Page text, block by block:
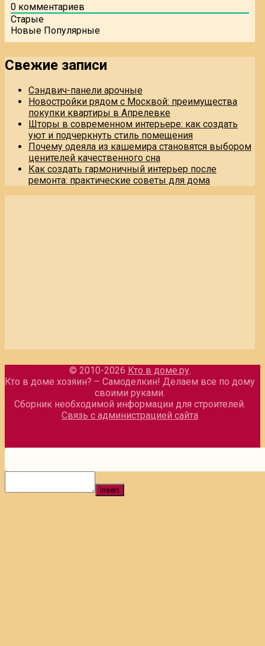
0 комментариев
Старые
Новые Популярные
Свежие записи
Сэндвич-панели арочные
Новостройки рядом с Москвой: преимущества
покупки квартиры в Апрелевке
Шторы в современном интерьере: как создать
уют и подчеркнуть стиль помещения
Почему одеяла из кашемира становятся выбором
ценителей качественного сна
Как создать гармоничный интерьер после
ремонта: практические советы для дома
© 2010-2026 Кто в доме.ру.
Кто в доме хозяин? – Самоделкин! Делаем все по дому
своими руками.
Сборник необходимой информации для строителей.
Связь с администрацией сайта
Insert